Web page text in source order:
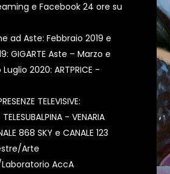
e Facebook 24 ore su
ad Aste: Febbraio 2019 e
GIGARTE Aste – Marzo e
2020: ARTPRICE -
TELEVISIVE:
- VENARIA
868 SKY e CANALE 123
Arte
AccA